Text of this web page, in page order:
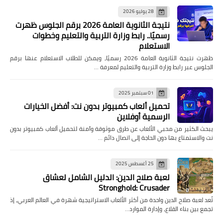
28 يوليو 2026
نتيجة الثانوية العامة 2026 برقم الجلوس ظهرت
رسميًا.. رابط وزارة التربية والتعليم وخطوات
الاستعلام
ظهرت نتيجة الثانوية العامة 2026 رسميًا، ويمكن للطلاب الاستعلام عنها برقم
الجلوس عبر رابط وزارة التربية والتعليم لمعرفة …
01 سبتمبر 2025
تحميل ألعاب كمبيوتر بدون نت: أفضل الخيارات
الرسمية أوفلاين
يبحث الكثير من محبي الألعاب عن طرق موثوقة وآمنة لتحميل ألعاب كمبيوتر بدون
نت والاستمتاع بها دون الحاجة إلى اتصال دائم …
25 أغسطس 2025
لعبة صلاح الدين: الدليل الشامل لعشاق
Stronghold: Crusader
تُعد لعبة صلاح الدين واحدة من أكثر الألعاب الاستراتيجية شهرة في العالم العربي، إذ
تجمع بين بناء القلاع، وإدارة الموارد…